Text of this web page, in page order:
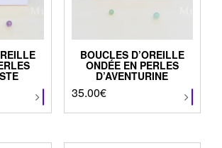
produit
BOUCLES D’OREILLE
ONDÉE EN PERLES
D’AVENTURINE
35.00€
produit